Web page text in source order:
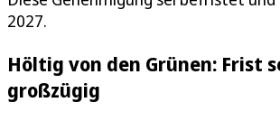
2027.
Höltig von den Grünen: Frist
großzügig